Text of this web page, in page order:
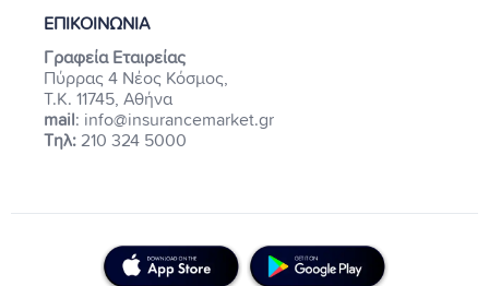
ΕΠΙΚΟΙΝΩΝΙΑ
Γραφεία Εταιρείας
Πύρρας 4 Νέος Κόσμος,
Τ.Κ. 11745, Αθήνα
mail: info@insurancemarket.gr
Τηλ: 210 324 5000